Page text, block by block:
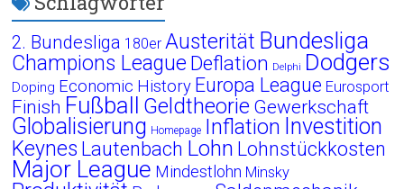
2. Bundesliga 180er Austerität Bundesliga
Champions League Deflation Delphi Dodgers
Doping Economic History Europa League Eurosport
Finish Fußball Geldtheorie Gewerkschaft
Globalisierung Homepage Inflation Investition
Keynes Lautenbach Lohn Lohnstückkosten
Major League Mindestlohn Minsky